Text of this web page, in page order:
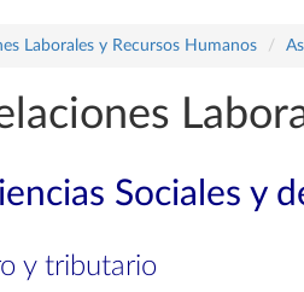
Laborales y Recursos Humanos
Sociales y
y tributario